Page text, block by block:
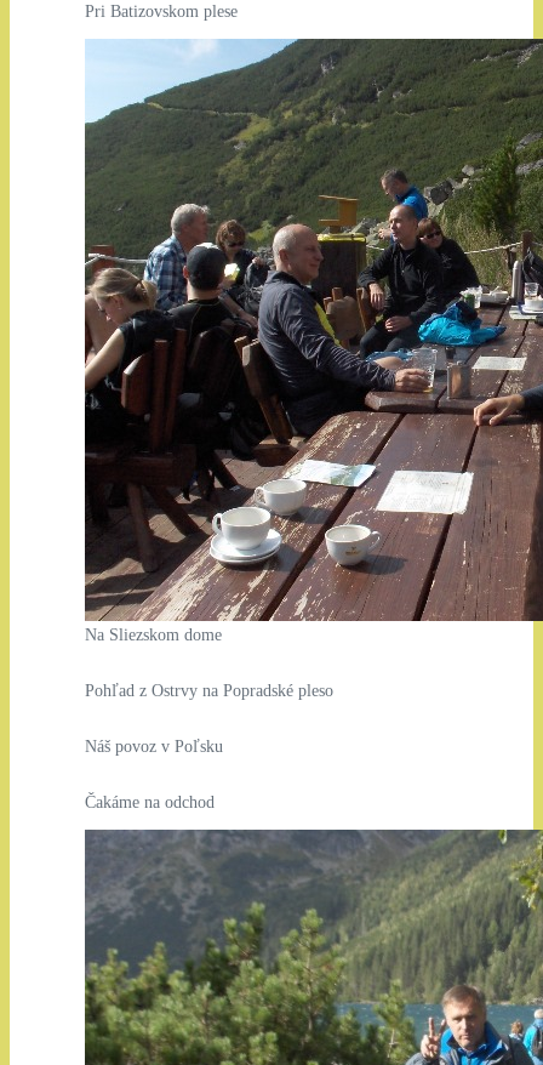
Pri Batizovskom plese
Na Sliezskom dome
Pohľad z Ostrvy na Popradské pleso
Náš povoz v Poľsku
Čakáme na odchod